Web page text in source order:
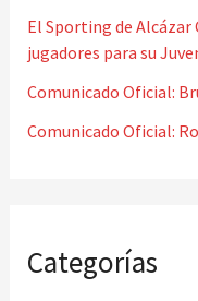
r
:
El Sporting de Alcázar
jugadores para su
Comunicado Oficial:
Comunicado Oficial:
Categorías